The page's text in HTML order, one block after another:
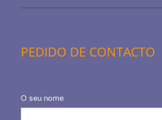
PEDIDO DE CONTACTO
O seu nome